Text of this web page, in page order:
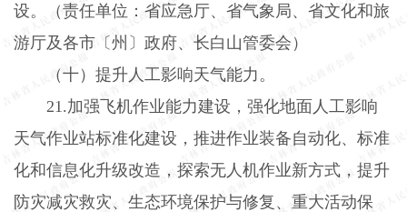
设。（责任单位：省应急厅、省气象局、省文化和旅
游厅及各市〔州〕政府、长白山管委会）
（十）提升人工影响天气能力。
21.加强飞机作业能力建设，强化地面人工影响
天气作业站标准化建设，推进作业装备自动化、标准
化和信息化升级改造，探索无人机作业新方式，提升
防灾减灾救灾、生态环境保护与修复、重大活动保